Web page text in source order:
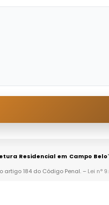
Residencial em Campo Belo
artigo 184 do Código Penal. – Lei n°